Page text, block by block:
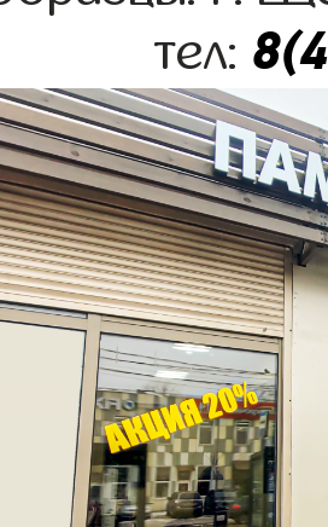
тел: